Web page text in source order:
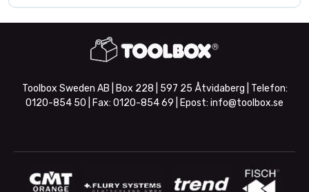
Toolbox Sweden AB | Box 228 | 597 25 Åtvidaberg | Telefon:
0120-854 50 | Fax: 0120-854 69 | Epost: info@toolbox.se